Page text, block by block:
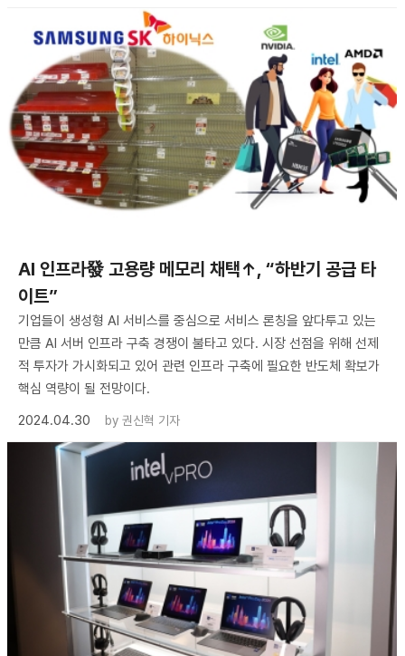
AI 인프라發 고용량 메모리 채택↑, “하반기 공급 타
이트”
기업들이 생성형 AI 서비스를 중심으로 서비스 론칭을 앞다투고 있는
만큼 AI 서버 인프라 구축 경쟁이 불타고 있다. 시장 선점을 위해 선제
적 투자가 가시화되고 있어 관련 인프라 구축에 필요한 반도체 확보가
핵심 역량이 될 전망이다.
2024.04.30
by 권신혁 기자